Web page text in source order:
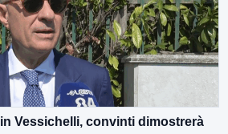
Vessichelli, convinti dimostrerà